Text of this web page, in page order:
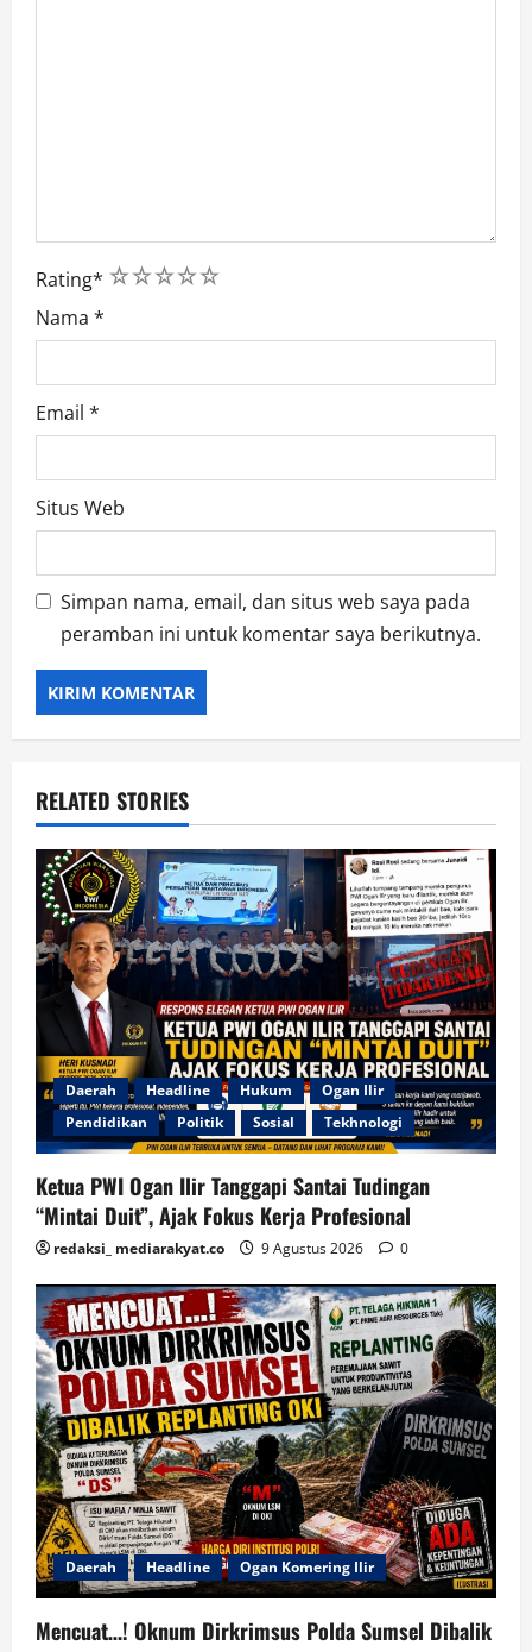
Rating* 5
4
3
2
1
Nama *
Email *
Situs Web
Simpan nama, email, dan situs web saya pada
peramban ini untuk komentar saya berikutnya.
RELATED STORIES
Daerah Headline Hukum
Ogan Ilir
Pendidikan
Politik Sosial Tekhnologi
Ketua PWI Ogan Ilir Tanggapi Santai Tudingan
“Mintai Duit”, Ajak Fokus Kerja Profesional
redaksi_ mediarakyat.co 9 Agustus 2026 0
Daerah Headline Ogan Komering Ilir
Mencuat…! Oknum Dirkrimsus Polda Sumsel Dibalik